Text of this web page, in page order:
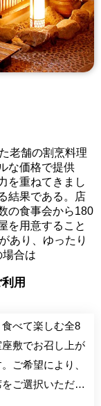
老舗の割烹料理
な価格で提供
を重ねてきまし
結果である。店
の食事会から180
を用意すること
あり、ゆったり
合は
用
べて楽しむ全8
敷でお召し上が
ご希望により、
ご選択いただけ